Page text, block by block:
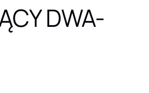
DWA-